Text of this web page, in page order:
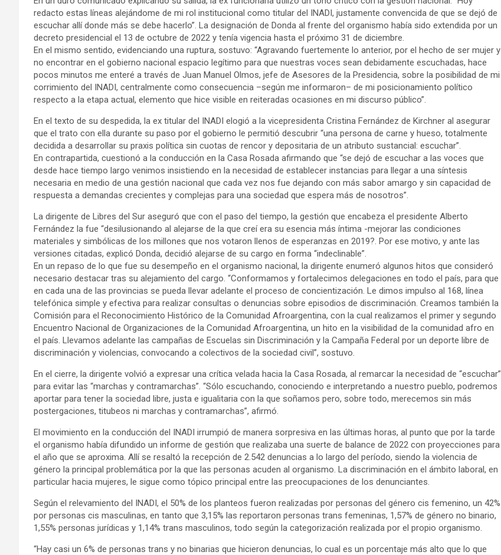
redacto estas líneas alejándome de mi rol institucional como titular del INADI, justamente convencida de que se dejó de
escuchar allí donde más se debe hacerlo”. La designación de Donda al frente del organismo había sido extendida por un
decreto presidencial el 13 de octubre de 2022 y tenía vigencia hasta el próximo 31 de diciembre.
En el mismo sentido, evidenciando una ruptura, sostuvo: “Agravando fuertemente lo anterior, por el hecho de ser mujer y
no encontrar en el gobierno nacional espacio legítimo para que nuestras voces sean debidamente escuchadas, hace
pocos minutos me enteré a través de Juan Manuel Olmos, jefe de Asesores de la Presidencia, sobre la posibilidad de mi
corrimiento del INADI, centralmente como consecuencia –según me informaron– de mi posicionamiento político
respecto a la etapa actual, elemento que hice visible en reiteradas ocasiones en mi discurso público”.
En el texto de su despedida, la ex titular del INADI elogió a la vicepresidenta Cristina Fernández de Kirchner al asegurar
que el trato con ella durante su paso por el gobierno le permitió descubrir “una persona de carne y hueso, totalmente
decidida a desarrollar su praxis política sin cuotas de rencor y depositaria de un atributo sustancial: escuchar”.
En contrapartida, cuestionó a la conducción en la Casa Rosada afirmando que “se dejó de escuchar a las voces que
desde hace tiempo largo venimos insistiendo en la necesidad de establecer instancias para llegar a una síntesis
necesaria en medio de una gestión nacional que cada vez nos fue dejando con más sabor amargo y sin capacidad de
respuesta a demandas crecientes y complejas para una sociedad que espera más de nosotros”.
La dirigente de Libres del Sur aseguró que con el paso del tiempo, la gestión que encabeza el presidente Alberto
Fernández la fue “desilusionando al alejarse de la que creí era su esencia más íntima -mejorar las condiciones
materiales y simbólicas de los millones que nos votaron llenos de esperanzas en 2019?. Por ese motivo, y ante las
versiones citadas, explicó Donda, decidió alejarse de su cargo en forma “indeclinable”.
En un repaso de lo que fue su desempeño en el organismo nacional, la dirigente enumeró algunos hitos que consideró
necesario destacar tras su alejamiento del cargo. “Conformamos y fortalecimos delegaciones en todo el país, para que
en cada una de las provincias se pueda llevar adelante el proceso de concientización. Le dimos impulso al 168, línea
telefónica simple y efectiva para realizar consultas o denuncias sobre episodios de discriminación. Creamos también la
Comisión para el Reconocimiento Histórico de la Comunidad Afroargentina, con la cual realizamos el primer y segundo
Encuentro Nacional de Organizaciones de la Comunidad Afroargentina, un hito en la visibilidad de la comunidad afro en
el país. Llevamos adelante las campañas de Escuelas sin Discriminación y la Campaña Federal por un deporte libre de
discriminación y violencias, convocando a colectivos de la sociedad civil”, sostuvo.
En el cierre, la dirigente volvió a expresar una crítica velada hacia la Casa Rosada, al remarcar la necesidad de “escuchar”
para evitar las “marchas y contramarchas”. “Sólo escuchando, conociendo e interpretando a nuestro pueblo, podremos
aportar para tener la sociedad libre, justa e igualitaria con la que soñamos pero, sobre todo, merecemos sin más
postergaciones, titubeos ni marchas y contramarchas”, afirmó.
El movimiento en la conducción del INADI irrumpió de manera sorpresiva en las últimas horas, al punto que por la tarde
el organismo había difundido un informe de gestión que realizaba una suerte de balance de 2022 con proyecciones para
el año que se aproxima. Allí se resaltó la recepción de 2.542 denuncias a lo largo del período, siendo la violencia de
género la principal problemática por la que las personas acuden al organismo. La discriminación en el ámbito laboral, en
particular hacia mujeres, le sigue como tópico principal entre las preocupaciones de los denunciantes.
Según el relevamiento del INADI, el 50% de los planteos fueron realizadas por personas del género cis femenino, un 42%
por personas cis masculinas, en tanto que 3,15% las reportaron personas trans femeninas, 1,57% de género no binario,
1,55% personas jurídicas y 1,14% trans masculinos, todo según la categorización realizada por el propio organismo.
“Hay casi un 6% de personas trans y no binarias que hicieron denuncias, lo cual es un porcentaje más alto que lo que